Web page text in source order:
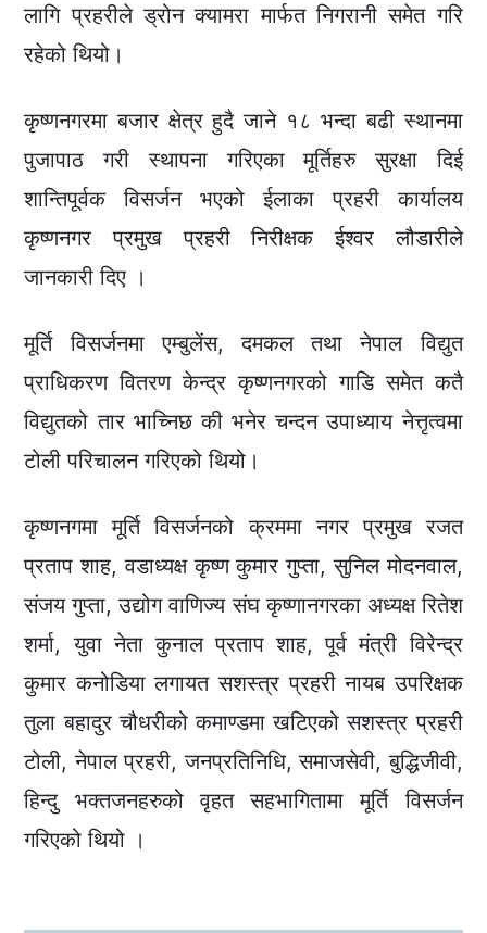
लागि प्रहरीले ड्रोन क्यामरा मार्फत निगरानी समेत गरि
रहेको थियो।
कृष्णनगरमा बजार क्षेत्र हुदै जाने १८ भन्दा बढी स्थानमा
पुजापाठ गरी स्थापना गरिएका मूर्तिहरु सुरक्षा दिई
शान्तिपूर्वक विसर्जन भएको ईलाका प्रहरी कार्यालय
कृष्णनगर प्रमुख प्रहरी निरीक्षक ईश्वर लौडारीले
जानकारी दिए ।
मूर्ति विसर्जनमा एम्बुलेंस, दमकल तथा नेपाल विद्युत
प्राधिकरण वितरण केन्द्र कृष्णनगरको गाडि समेत कतै
विद्युतको तार भाच्निछ की भनेर चन्दन उपाध्याय नेत्तृत्वमा
टोली परिचालन गरिएको थियो।
कृष्णनगमा मूर्ति विसर्जनको क्रममा नगर प्रमुख रजत
प्रताप शाह, वडाध्यक्ष कृष्ण कुमार गुप्ता, सुनिल मोदनवाल,
संजय गुप्ता, उद्योग वाणिज्य संघ कृष्णानगरका अध्यक्ष रितेश
शर्मा, युवा नेता कुनाल प्रताप शाह, पूर्व मंत्री विरेन्द्र
कुमार कनोडिया लगायत सशस्त्र प्रहरी नायब उपरिक्षक
तुला बहादुर चौधरीको कमाण्डमा खटिएको सशस्त्र प्रहरी
टोली, नेपाल प्रहरी, जनप्रतिनिधि, समाजसेवी, बुद्धिजीवी,
हिन्दु भक्तजनहरुको वृहत सहभागितामा मूर्ति विसर्जन
गरिएको थियो ।